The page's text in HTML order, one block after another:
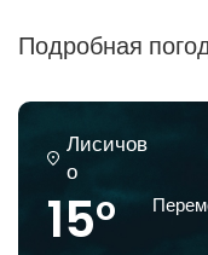
Подробная
Лисичов
о
15°